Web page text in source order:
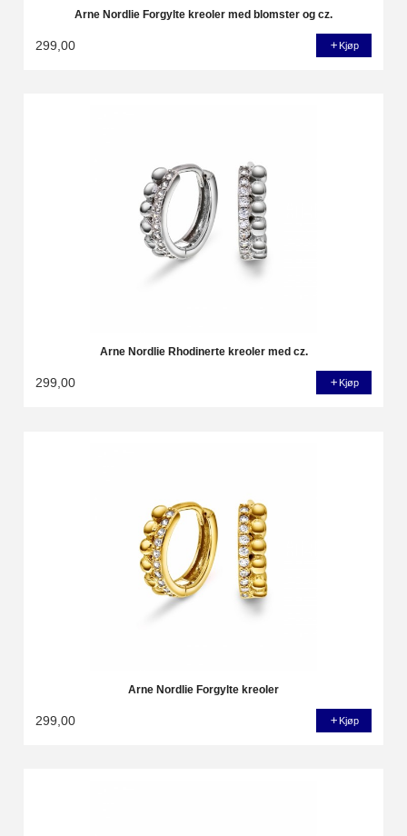
Arne Nordlie Forgylte kreoler med blomster og cz.
299,00 Kjøp
Arne Nordlie Rhodinerte kreoler med cz.
299,00 Kjøp
Arne Nordlie Forgylte kreoler
299,00 Kjøp